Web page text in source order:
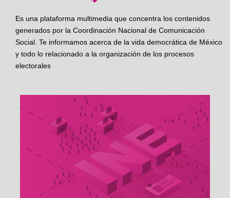
Es una plataforma multimedia que concentra los contenidos
generados por la Coordinación Nacional de Comunicación
Social. Te informamos acerca de la vida democrática de México
y todo lo relacionado a la organización de los procesos
electorales